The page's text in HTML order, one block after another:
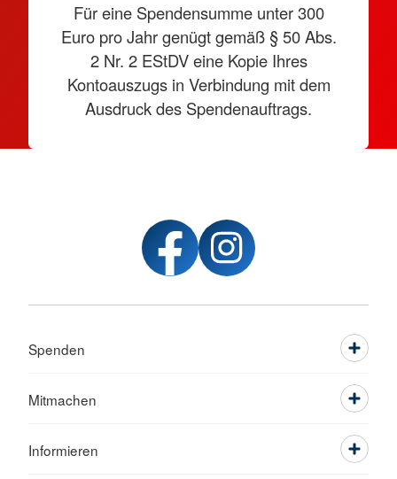
Für eine Spendensumme unter 300
Euro pro Jahr genügt gemäß § 50 Abs.
2 Nr. 2 EStDV eine Kopie Ihres
Kontoauszugs in Verbindung mit dem
Ausdruck des Spendenauftrags.
Spenden
Mitmachen
Informieren